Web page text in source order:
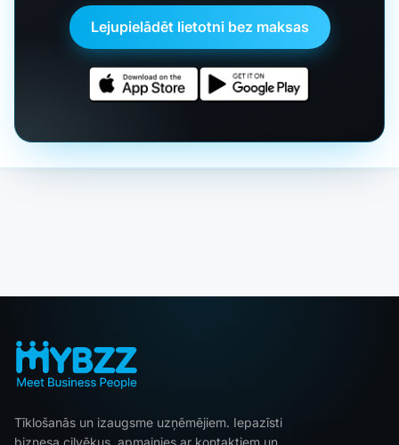
Lejupielādēt lietotni bez maksas
Tīklošanās un izaugsme uzņēmējiem. Iepazīsti
biznesa cilvēkus, apmainies ar kontaktiem un